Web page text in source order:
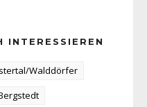
INTERESSIEREN
Walddörfer